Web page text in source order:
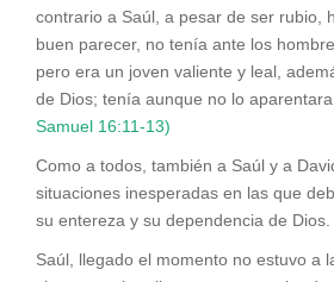
contrario a Saúl, a pesar de ser rubio,
buen parecer, no tenía ante los
pero era un joven valiente y leal,
de Dios; tenía aunque no lo
Samuel 16:11-13)
Como a todos, también a Saúl y a
situaciones inesperadas en las que
su entereza y su dependencia de Dios.
Saúl, llegado el momento no estuvo a